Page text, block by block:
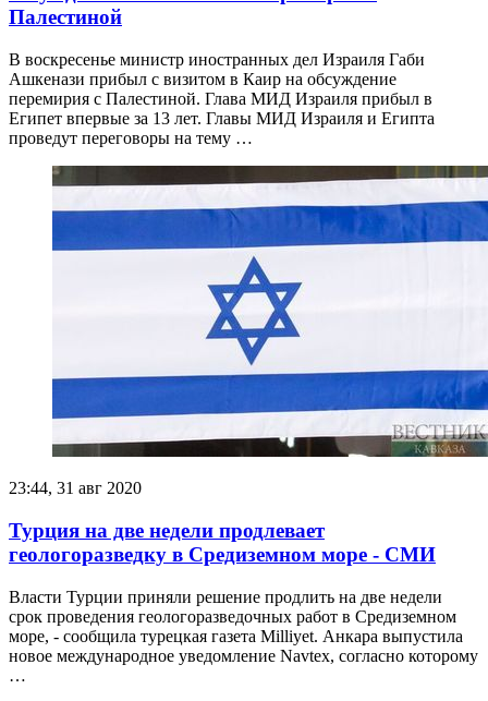
Палестиной
В воскресенье министр иностранных дел Израиля Габи
Ашкенази прибыл с визитом в Каир на обсуждение
перемирия с Палестиной. Глава МИД Израиля прибыл в
Египет впервые за 13 лет. Главы МИД Израиля и Египта
проведут переговоры на тему …
23:44, 31 авг 2020
Турция на две недели продлевает
геологоразведку в Средиземном море - СМИ
Власти Турции приняли решение продлить на две недели
срок проведения геологоразведочных работ в Средиземном
море, - сообщила турецкая газета Milliyet. Анкара выпустила
новое международное уведомление Navtex, согласно которому
…